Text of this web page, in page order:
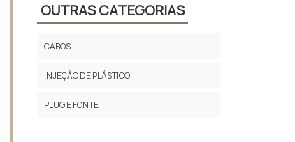
OUTRAS CATEGORIAS
CABOS
INJEÇÃO DE PLÁSTICO
PLUG E FONTE